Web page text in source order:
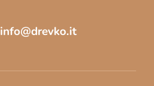
info@drevko.it